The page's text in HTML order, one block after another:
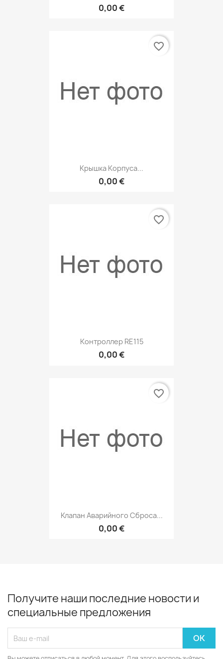
0,00 €
Крышка Корпуса...
0,00 €
favorite_border
Контроллер RE115
0,00 €
favorite_border
Клапан Аварийного Сброса...
0,00 €
favorite_border
Получите наши последние новости и
специальные предложения